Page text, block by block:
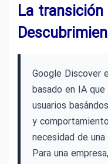
La
Google Discover
basado en IA
usuarios
y
necesidad de
Para una